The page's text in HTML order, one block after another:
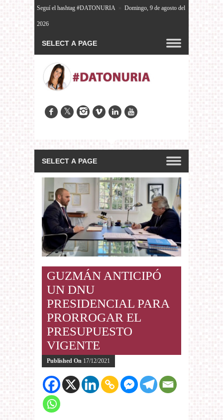
Seguí el hashtag #DATONURIA » Domingo, 9 de agosto del
2026
GUZMÁN ANTICIPÓ
UN DNU
PRESIDENCIAL PARA
PRORROGAR EL
PRESUPUESTO
VIGENTE
Published On 17/12/2021